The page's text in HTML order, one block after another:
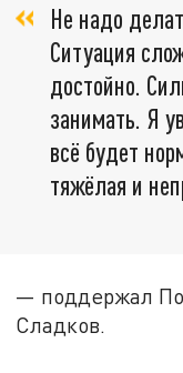
Не надо
Ситуация
достойно.
занимать. Я
всё будет
тяжёлая и
— поддержал
Сладков.